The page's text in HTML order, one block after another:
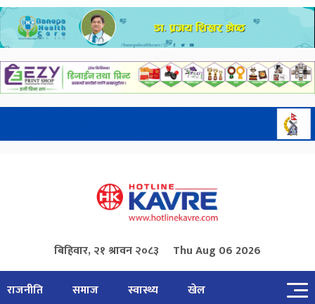
बिहिवार, २१ श्रावन २०८३ Thu Aug 06 2026
राजनीति समाज स्वास्थ्य
खेल